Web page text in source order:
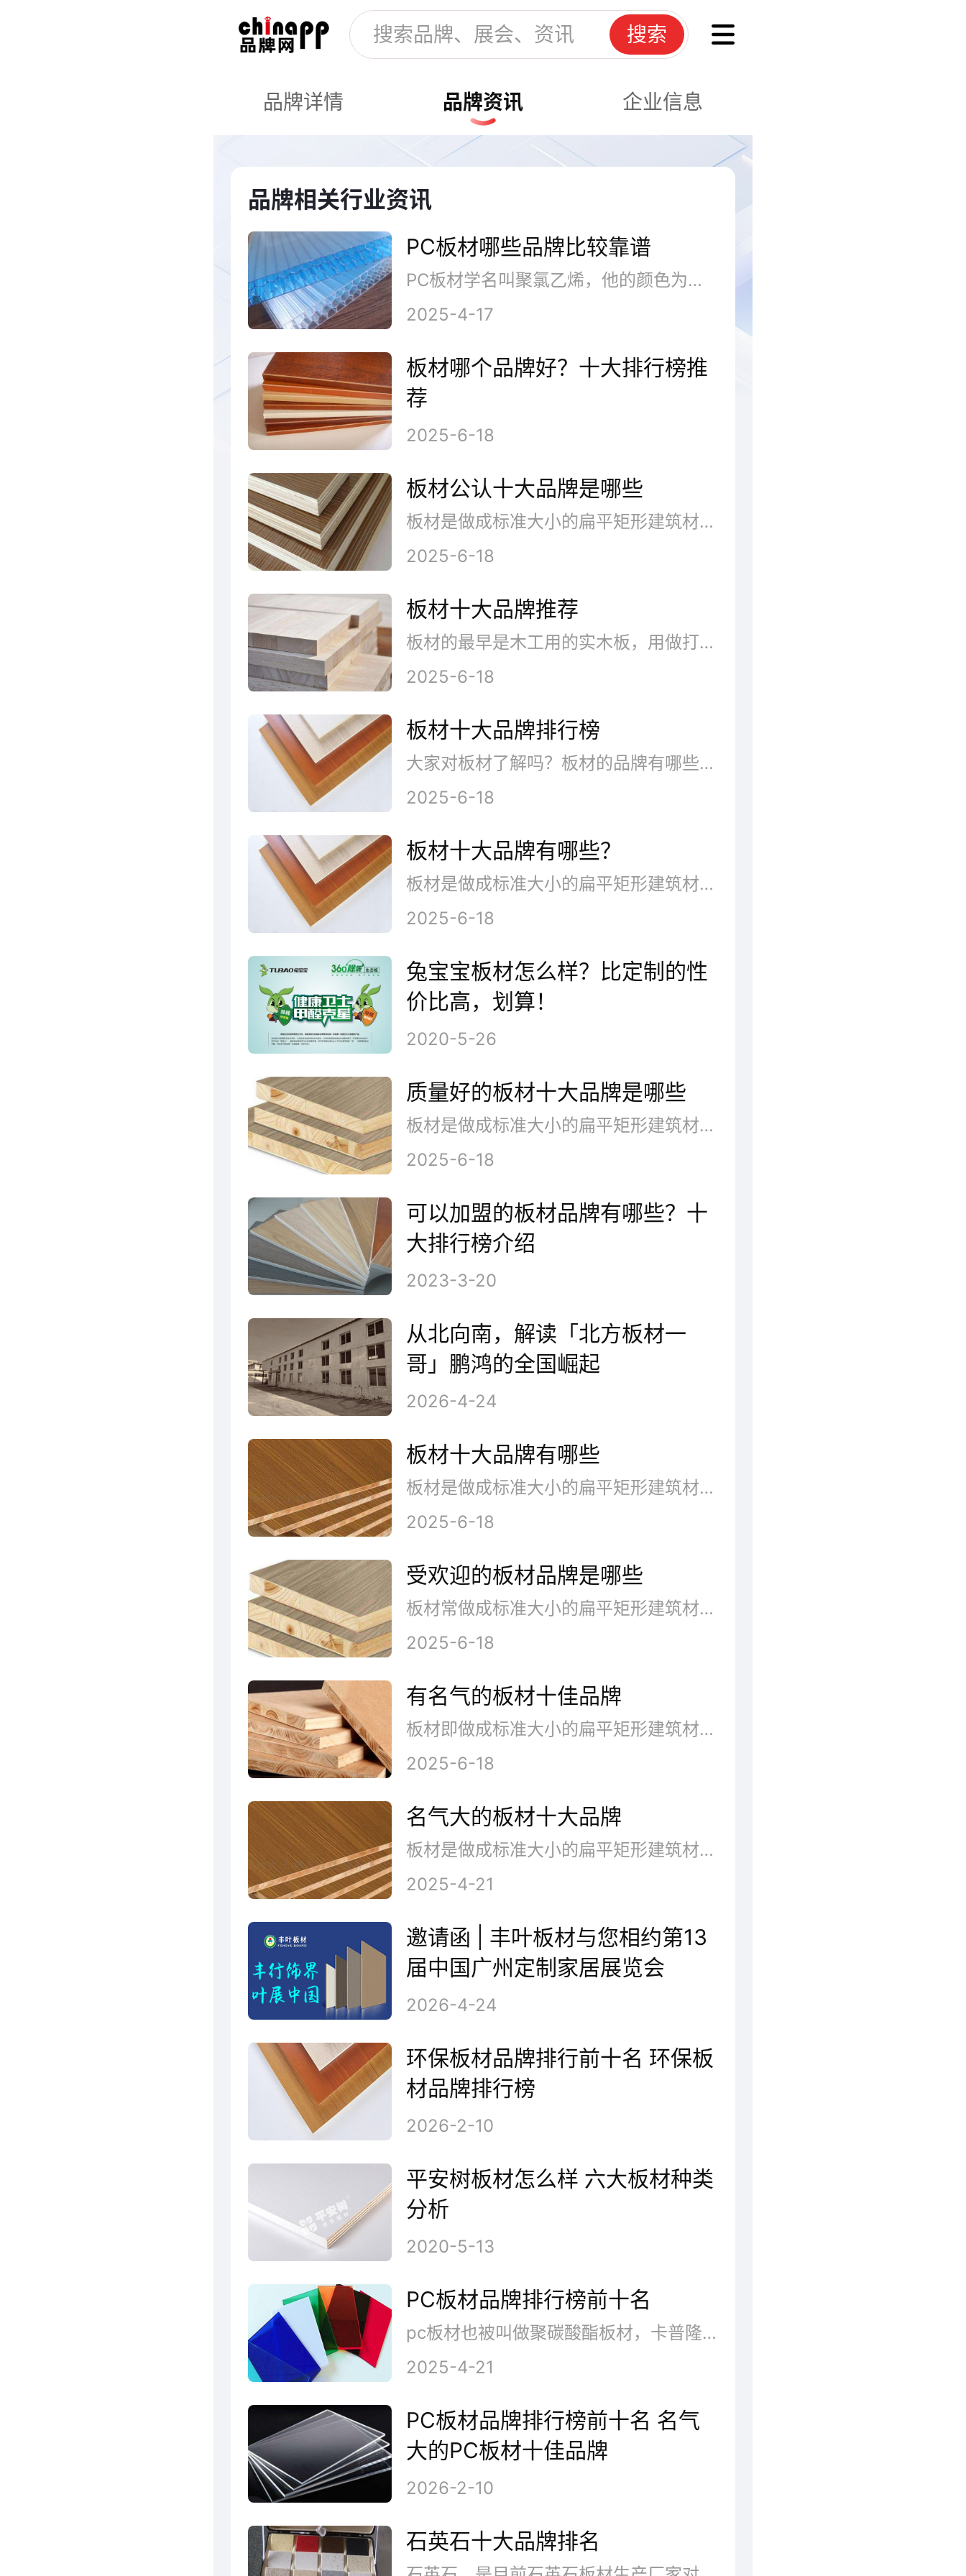
搜索
品牌详情 品牌资讯 企业信息
品牌相关行业资讯
PC板材哪些品牌比较靠谱
PC板材学名叫聚氯乙烯，他的颜色为微黄半透明状，有光泽，透明度很是好，胜过聚乙烯和聚丙烯，不过聚苯乙烯的透明度更好一些。
2025-4-17
板材哪个品牌好？十大排行榜推
荐
2025-6-18
板材公认十大品牌是哪些
板材是做成标准大小的扁平矩形建筑材料板，应用于建筑行业，用来作墙壁、天花板或地板的构件。也多指锻造、轧制或铸造而成的金属板。
2025-6-18
板材十大品牌推荐
板材的最早是木工用的实木板，用做打制家具或其他生活设施，在科技发展的现今板材的定义很广泛，在家具制造、建筑业、加工业等都有不同材质的板材。目前市面上的板材琳琅满目，各种样式，品牌也有很多，但是质量和价格也是参差不齐，不知道品牌根本不知道该怎么选，想要找到自己心仪的板材品牌要怎么选呢?
2025-6-18
板材十大品牌排行榜
大家对板材了解吗？板材的品牌有哪些？相信很多在装修的过程中或多或少都听说过设计师、工人师傅提起板材名称或品牌。好比：颗粒板、多层板、生态板、密度板等...... 是不是让人头大？今天，小编就给大家详细说说板材十大品牌排行榜，让大家了解更多板材品牌。请往下看！
2025-6-18
板材十大品牌有哪些？
板材是做成标准大小的扁平矩形建筑材料板，应用于建筑行业，用来作墙壁、天花板或地板的构件。也多指锻造、轧制或铸造而成的金属板。划分为薄板、中板、厚板、特厚板、通常做成标准大小的扁平矩形建筑材料板。板材分好坏，大品牌的产品有口皆碑，不论是样式还是品质都得到了市场的检验，那么板材有哪些好牌子呢?品牌网依托大数据技术,综合品牌实力、产品销量、用户口碑、网友投票等近百项指标评选出了板材品牌排行榜，供大家参考选择。
2025-6-18
兔宝宝板材怎么样？比定制的性
价比高，划算！
2020-5-26
质量好的板材十大品牌是哪些
板材是做成标准大小的扁平矩形建筑材料板，应用于建筑行业，用来作墙壁、天花板或地板的构件。也多指锻造、轧制或铸造而成的金属板。那么板材有哪些好牌子呢?品牌网依托大数据技术,综合品牌实力、产品销量、用户口碑、网友投票等近百项指标评选出了板材品牌排行榜，供大家参考选择。
2025-6-18
可以加盟的板材品牌有哪些？十
大排行榜介绍
2023-3-20
从北向南，解读「北方板材一
哥」鹏鸿的全国崛起
2026-4-24
板材十大品牌有哪些
板材是做成标准大小的扁平矩形建筑材料板，应用于建筑行业，用来作墙壁、天花板或地板的构件。也多指锻造、轧制或铸造而成的金属板。
2025-6-18
受欢迎的板材品牌是哪些
板材常做成标准大小的扁平矩形建筑材料板。用做打制家具或其他生活设施，作墙壁，在家具制造、天花板或地板的构件、加工业等都有不同材质的板材。也多指锻造、建筑业、轧制或铸造而成的金属板，在科技发展的现今板材的定义很广泛，也一直受到欢迎。那么板材有哪些好牌子呢?品牌网依托大数据技术,综合品牌实力、产品销量、用户口碑、网友投票等近百项指标评选出了板材品牌排行榜，供大家参考选择。
2025-6-18
有名气的板材十佳品牌
板材即做成标准大小的扁平矩形建筑材料板,应用于建筑行业,用来作家具、墙壁、天花板或地板的构件。板材是我们装修中必不可少的一种材质,能够起到不错的装饰效果。随着现在市场竞争的不断加剧,板材也是出现了很多的品牌，板材的类别也随之增多，例如生态板、实木板、细木工板、饰面板、石膏板、集成材等。品牌网依托大数据技术,综合品牌实力、产品销量、用户口碑、网友投票等指标评选出了有名气的板材十佳品牌，大家可以选择自己合适的。
2025-6-18
名气大的板材十大品牌
板材是做成标准大小的扁平矩形建筑材料板，应用于建筑行业，用来作墙壁、天花板或地板的构件。也多指锻造、轧制或铸造而成的金属板。
2025-4-21
邀请函 | 丰叶板材与您相约第13
届中国广州定制家居展览会
2026-4-24
环保板材品牌排行前十名 环保板
材品牌排行榜
2026-2-10
平安树板材怎么样 六大板材种类
分析
2020-5-13
PC板材品牌排行榜前十名
pc板材也被叫做聚碳酸酯板材，卡普隆板材，是一种综合性能极佳的工程塑料，具有杰出的物理、机械、电气和热性能，美其名曰“透明塑料之王”。
2025-4-21
PC板材品牌排行榜前十名 名气
大的PC板材十佳品牌
2026-2-10
石英石十大品牌排名